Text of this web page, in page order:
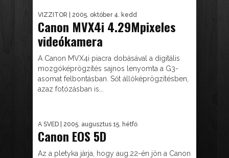
VIZZITOR | 2005. október 4. kedd
Canon MVX4i 4.29Mpixeles
videókamera
A Canon MVX4i piacra dobásával a digitális
mozgóképrögzítés sajnos lenyomta a G3-
asomat felbontásban. Sőt állóképrögzítésben,
azaz fotózásban is...
A SVED | 2005. augusztus 15. hétfő
Canon EOS 5D
Az a pletyka járja, hogy aug.22-én jön a Canon